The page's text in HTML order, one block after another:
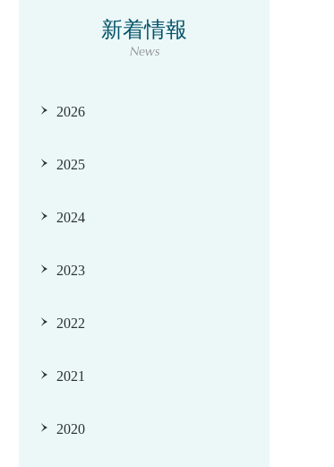
新着情報
News
2026
2025
2024
2023
2022
2021
2020